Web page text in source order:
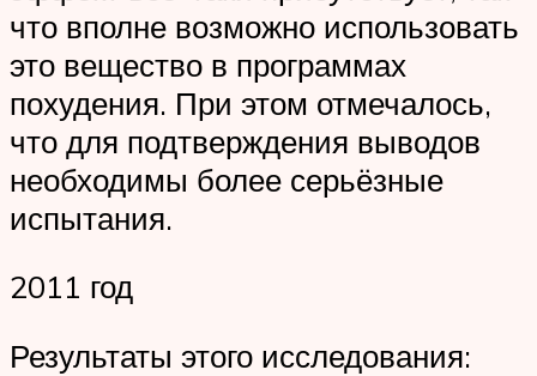
что вполне возможно использовать
это вещество в программах
похудения. При этом отмечалось,
что для подтверждения выводов
необходимы более серьёзные
испытания.
2011 год
Результаты этого исследования: